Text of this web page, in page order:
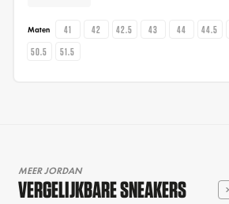
Maten 41 42 42.5 43 44 44.5
50.5
51.5
MEER JORDAN
VERGELIJKBARE SNEAKERS